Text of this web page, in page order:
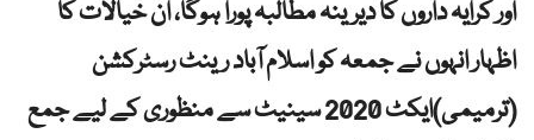
اور کرایہ داروں کا دیرینہ مطالبہ پورا ہوگا، ان خیالات کا
اظہار انہوں نے جمعہ کو اسلام آباد رینٹ رسٹرکشن
(ترمیمی)ایکٹ 2020 سینیٹ سے منظوری کے لیے جمع